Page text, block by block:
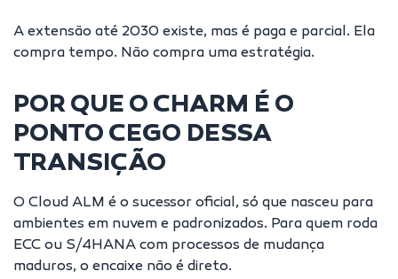
A extensão até 2030 existe, mas é paga e parcial. Ela
compra tempo. Não compra uma estratégia.
POR QUE O CHARM É O
PONTO CEGO DESSA
TRANSIÇÃO
O Cloud ALM é o sucessor oficial, só que nasceu para
ambientes em nuvem e padronizados. Para quem roda
ECC ou S/4HANA com processos de mudança
maduros, o encaixe não é direto.